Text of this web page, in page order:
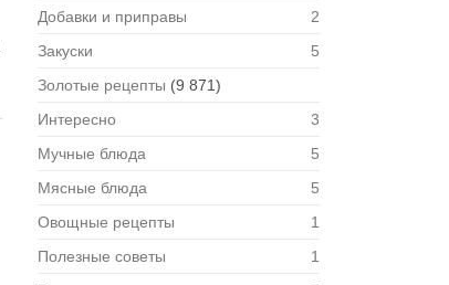
Добавки и приправы
2
Закуски
5
Золотые рецепты (9 871)
Интересно
3
Мучные блюда
5
Мясные блюда
5
Овощные рецепты
1
Полезные советы
1